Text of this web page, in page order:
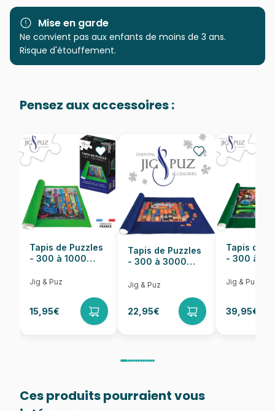
Marque Grafika
Catégorie
Puzzles - Hommes et
EAN 3663384334856
Nombre de pièces 1000 pièces
Dimensions 64 x 64 cm
Mise en garde
Ne convient pas aux enfants de moins de 3 ans.
Risque d'étouffement.
Pensez aux accessoires :
Tapis de Puzzles
- 300 à 1000
Jig & Puz
15,95€
Tapis de Puzzles
- 300 à 3000
Jig & Puz
22,95€
Tapis de
- 300 à
Jig & Puz
39,95€
Ces produits pourraient vous